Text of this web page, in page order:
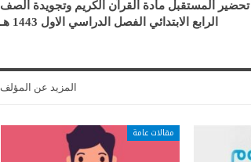
تحضير المستقبل مادة القرآن الكريم وتجويدة الصف
الرابع الابتدائي الفصل الدراسي الاول 1443 هـ
المزيد عن المؤلف
مقالات عامة